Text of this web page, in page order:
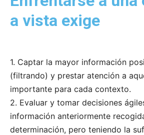
a vista exige
1.⁠ ⁠Captar la mayor información
(filtrando) y prestar atención a
importante para cada contexto.
2.⁠ ⁠Evaluar y tomar decisiones
información anteriormente
determinación, pero teniendo la